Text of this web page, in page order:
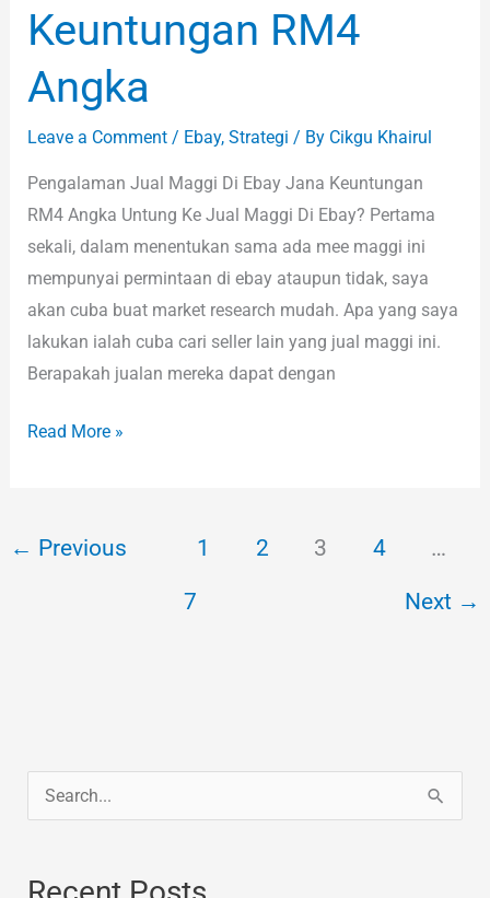
Keuntungan RM4
Angka
Leave a Comment / Ebay, Strategi / By Cikgu Khairul
Pengalaman Jual Maggi Di Ebay Jana Keuntungan
RM4 Angka Untung Ke Jual Maggi Di Ebay? Pertama
sekali, dalam menentukan sama ada mee maggi ini
mempunyai permintaan di ebay ataupun tidak, saya
akan cuba buat market research mudah. Apa yang saya
lakukan ialah cuba cari seller lain yang jual maggi ini.
Berapakah jualan mereka dapat dengan
Read More »
← Previous 1 2 3 4
…
7
Next →